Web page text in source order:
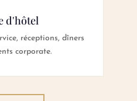
d'hôtel
réceptions, dîners
corporate.